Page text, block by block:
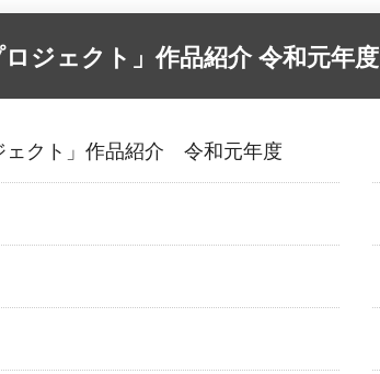
ロジェクト」作品紹介 令和元年度
ェクト」作品紹介 令和元年度